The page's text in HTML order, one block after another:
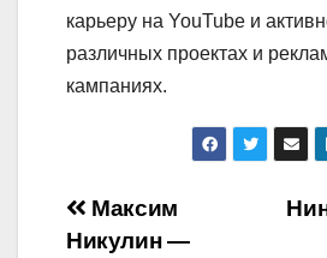
карьеру на YouTube и
различных проектах и
кампаниях.
Навигация
Максим
Никулин —